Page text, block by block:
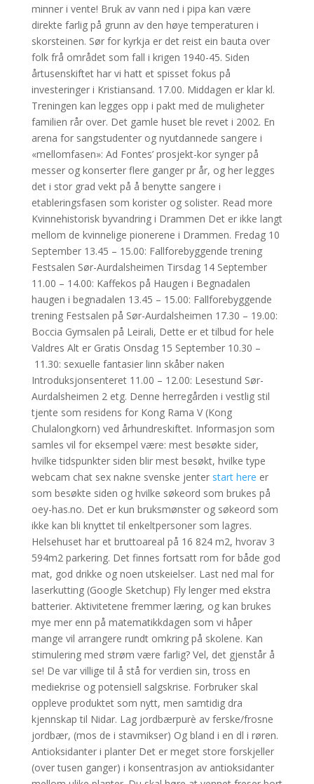
minner i vente! Bruk av vann ned i pipa kan være
direkte farlig på grunn av den høye temperaturen i
skorsteinen. Sør for kyrkja er det reist ein bauta over
folk frå området som fall i krigen 1940-45. Siden
årtusenskiftet har vi hatt et spisset fokus på
investeringer i Kristiansand. 17.00. Middagen er klar kl.
Treningen kan legges opp i pakt med de muligheter
familien rår over. Det gamle huset ble revet i 2002. En
arena for sangstudenter og nyutdannede sangere i
«mellomfasen»: Ad Fontes’ prosjekt-kor synger på
messer og konserter flere ganger pr år, og her legges
det i stor grad vekt på å benytte sangere i
etableringsfasen som korister og solister. Read more
Kvinnehistorisk byvandring i Drammen Det er ikke langt
mellom de kvinnelige pionerene i Drammen. Fredag 10
September 13.45 – 15.00: Fallforebyggende trening
Festsalen Sør-Aurdalsheimen Tirsdag 14 September
11.00 – 14.00: Kaffekos på Haugen i Begnadalen
haugen i begnadalen 13.45 – 15.00: Fallforebyggende
trening Festsalen på Sør-Aurdalsheimen 17.30 – 19.00:
Boccia Gymsalen på Leirali, Dette er et tilbud for hele
Valdres Alt er Gratis Onsdag 15 September 10.30 –
11.30: sexuelle fantasier linn skåber naken
Introduksjonsenteret 11.00 – 12.00: Lesestund Sør-
Aurdalsheimen 2 etg. Denne herregården i vestlig stil
tjente som residens for Kong Rama V (Kong
Chulalongkorn) ved århundreskiftet. Informasjon som
samles vil for eksempel være: mest besøkte sider,
hvilke tidspunkter siden blir mest besøkt, hvilke type
webcam chat sex nakne svenske jenter start here er
som besøkte siden og hvilke søkeord som brukes på
oey-has.no. Det er kun bruksmønster og søkeord som
ikke kan bli knyttet til enkeltpersoner som lagres.
Helsehuset har et bruttoareal på 16 824 m2, hvorav 3
594m2 parkering. Det finnes fortsatt rom for både god
mat, god drikke og noen utskeielser. Last ned mal for
laserkutting (Google Sketchup) Fly lenger med ekstra
batterier. Aktivitetene fremmer læring, og kan brukes
mye mer enn på matematikk­dagen som vi håper
mange vil arrangere rundt omkring på skolene. Kan
stimulering med strøm være farlig? Vel, det gjenstår å
se! De var villige til å stå for verdien sin, tross en
mediekrise og potensiell salgskrise. Forbruker skal
oppleve produktet som nytt, men samtidig dra
kjennskap til Nidar. Lag jordbærpurè av ferske/frosne
jordbær, (mos de i stavmikser) Og bland i en dl i røren.
Antioksidanter i planter Det er meget store forskjeller
(over tusen ganger) i konsentrasjon av antioksidanter